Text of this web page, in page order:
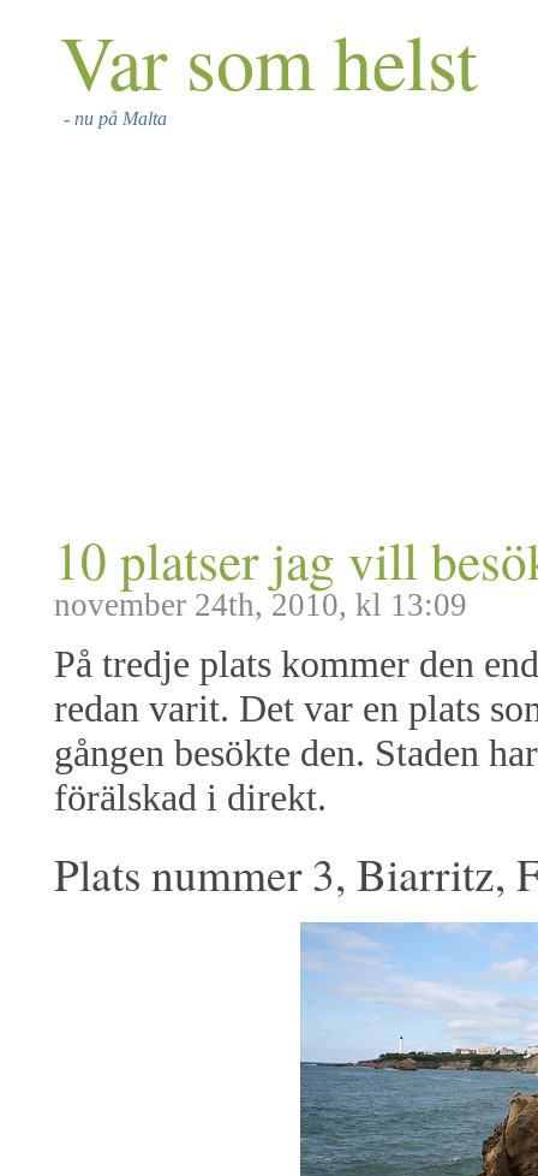
Var som helst
- nu på Malta
10 platser jag vill
november 24th, 2010, kl 13:09
På tredje plats kommer den
redan varit. Det var en plats
gången besökte den. Staden
förälskad i direkt.
Plats nummer 3, Biarritz,